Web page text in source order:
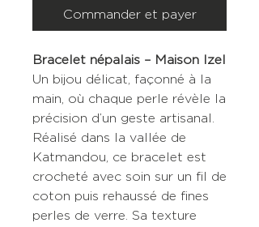
Commander et payer
Bracelet népalais – Maison Izel
Un bijou délicat, façonné à la
main, où chaque perle révèle la
précision d’un geste artisanal.
Réalisé dans la vallée de
Katmandou, ce bracelet est
crocheté avec soin sur un fil de
coton puis rehaussé de fines
perles de verre. Sa texture